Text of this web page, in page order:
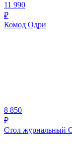
11 990
₽
Комод Одри
8 850
₽
Стол журнальный